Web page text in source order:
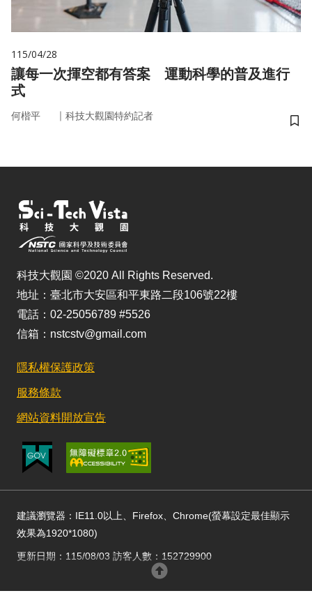
115/04/28
讓每一次揮空都有答案 運動科學的普及進行
式
何楷平 ｜ 科技大觀園特約記者
儲
科技大觀園 ©2020 All Rights Reserved.
地址：臺北市大安區和平東路二段106號22樓
電話：02-25056789 #5526
信箱：nstcstv@gmail.com
隱私權保護政策
服務條款
網站資料開放宣告
建議瀏覽器：IE11.0以上、Firefox、Chrome(螢幕設定最佳顯示
效果為1920*1080)
更新日期：115/08/03 訪客人數：152729900
回頂部